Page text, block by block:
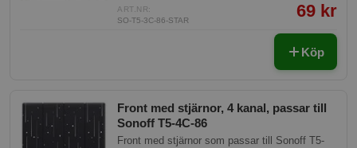
för moderna, stilrena hem som använder
smarta hem-teknologier.
ART.NR:
SO-T5-3C-86-STAR
69 kr
Köp
Front med stjärnor, 4 kanal, passar till
Sonoff T5-4C-86
Front med stjärnor som passar till Sonoff T5-